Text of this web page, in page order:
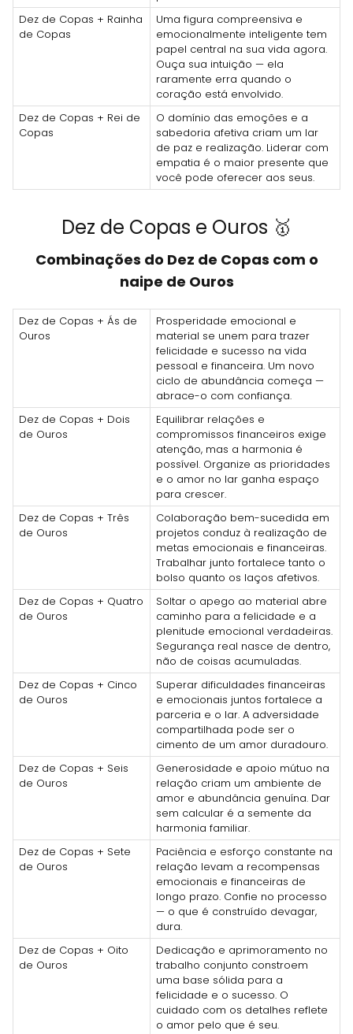
Dez de Copas + Rainha
de Copas
Uma figura compreensiva e
emocionalmente inteligente tem
papel central na sua vida agora.
Ouça sua intuição — ela
raramente erra quando o
coração está envolvido.
Dez de Copas + Rei de
Copas
O domínio das emoções e a
sabedoria afetiva criam um lar
de paz e realização. Liderar com
empatia é o maior presente que
você pode oferecer aos seus.
Dez de Copas e Ouros 🥇
Combinações do Dez de Copas com o
naipe de Ouros
Dez de Copas + Ás de
Ouros
Prosperidade emocional e
material se unem para trazer
felicidade e sucesso na vida
pessoal e financeira. Um novo
ciclo de abundância começa —
abrace-o com confiança.
Dez de Copas + Dois
de Ouros
Equilibrar relações e
compromissos financeiros exige
atenção, mas a harmonia é
possível. Organize as prioridades
e o amor no lar ganha espaço
para crescer.
Dez de Copas + Três
de Ouros
Colaboração bem-sucedida em
projetos conduz à realização de
metas emocionais e financeiras.
Trabalhar junto fortalece tanto o
bolso quanto os laços afetivos.
Dez de Copas + Quatro
de Ouros
Soltar o apego ao material abre
caminho para a felicidade e a
plenitude emocional verdadeiras.
Segurança real nasce de dentro,
não de coisas acumuladas.
Dez de Copas + Cinco
de Ouros
Superar dificuldades financeiras
e emocionais juntos fortalece a
parceria e o lar. A adversidade
compartilhada pode ser o
cimento de um amor duradouro.
Dez de Copas + Seis
de Ouros
Generosidade e apoio mútuo na
relação criam um ambiente de
amor e abundância genuína. Dar
sem calcular é a semente da
harmonia familiar.
Dez de Copas + Sete
de Ouros
Paciência e esforço constante na
relação levam a recompensas
emocionais e financeiras de
longo prazo. Confie no processo
— o que é construído devagar,
dura.
Dez de Copas + Oito
de Ouros
Dedicação e aprimoramento no
trabalho conjunto constroem
uma base sólida para a
felicidade e o sucesso. O
cuidado com os detalhes reflete
o amor pelo que é seu.